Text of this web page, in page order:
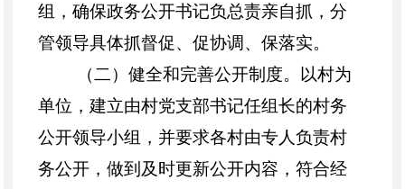
组，确保政务公开书记负总责亲自抓，分
管领导具体抓督促、促协调、保落实。
（二）健全和完善公开制度。
以村为
单位，建立由村党支部书记任组长的村务
公开领导小组，并要求各村由专人负责村
务公开，做到及时更新公开内容，符合经